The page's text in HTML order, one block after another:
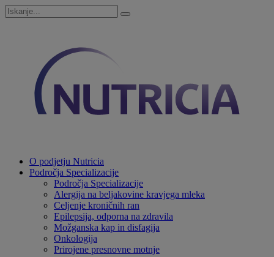
O podjetju Nutricia
Področja Specializacije
Področja Specializacije
Alergija na beljakovine kravjega mleka
Celjenje kroničnih ran
Epilepsija, odporna na zdravila
Možganska kap in disfagija
Onkologija
Prirojene presnovne motnje